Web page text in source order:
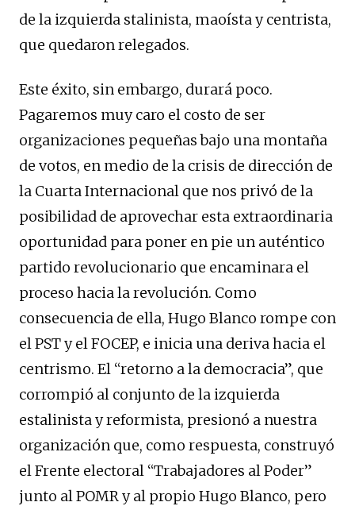
de la izquierda stalinista, maoísta y centrista,
que quedaron relegados.
Este éxito, sin embargo, durará poco.
Pagaremos muy caro el costo de ser
organizaciones pequeñas bajo una montaña
de votos, en medio de la crisis de dirección de
la Cuarta Internacional que nos privó de la
posibilidad de aprovechar esta extraordinaria
oportunidad para poner en pie un auténtico
partido revolucionario que encaminara el
proceso hacia la revolución. Como
consecuencia de ella, Hugo Blanco rompe con
el PST y el FOCEP, e inicia una deriva hacia el
centrismo. El “retorno a la democracia”, que
corrompió al conjunto de la izquierda
estalinista y reformista, presionó a nuestra
organización que, como respuesta, construyó
el Frente electoral “Trabajadores al Poder”
junto al POMR y al propio Hugo Blanco, pero